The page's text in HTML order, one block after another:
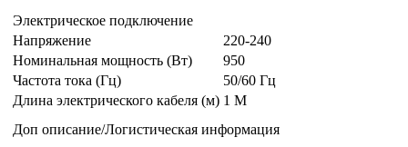
Электрическое подключение
Напряжение
220-240
Номинальная мощность (Вт)
950
Частота тока (Гц)
50/60 Гц
Длина электрического кабеля (м) 1 M
Доп описание/Логистическая информация